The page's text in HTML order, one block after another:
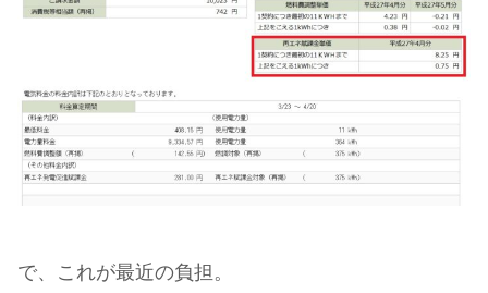
で、これが最近の負担。